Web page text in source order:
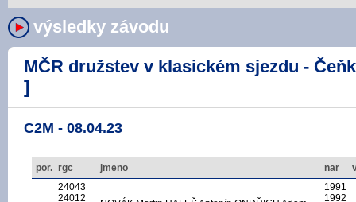
výsledky závodu
MČR družstev v klasickém sjezdu -
]
C2M - 08.04.23
por. rgc jmeno nar
24043
24012
1991
1992